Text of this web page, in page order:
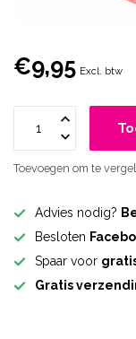
€9,95 Excl. btw
Toevoegen om te
Advies nodig?
Besloten
Spaar voor
Gratis